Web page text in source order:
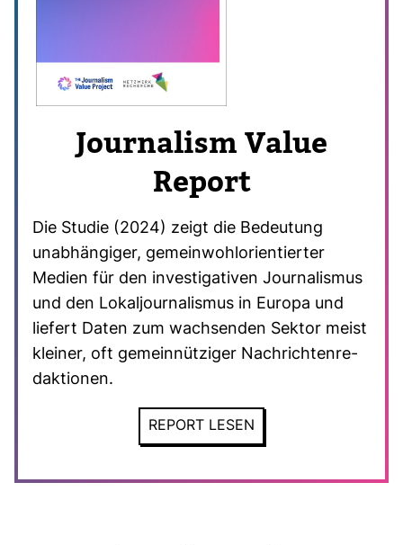
Jour­na­lism Value
Report
Die Studie (2024) zeigt die Bedeu­tung
unab­hän­giger, gemein­wohl­ori­en­tierter
Medien für den inves­ti­ga­tiven Jour­na­lismus
und den Lokal­jour­na­lismus in Europa und
lie­fert Daten zum wach­senden Sektor meist
kleiner, oft gemein­nüt­ziger Nach­rich­ten­re­
dak­tionen.
REPORT LESEN